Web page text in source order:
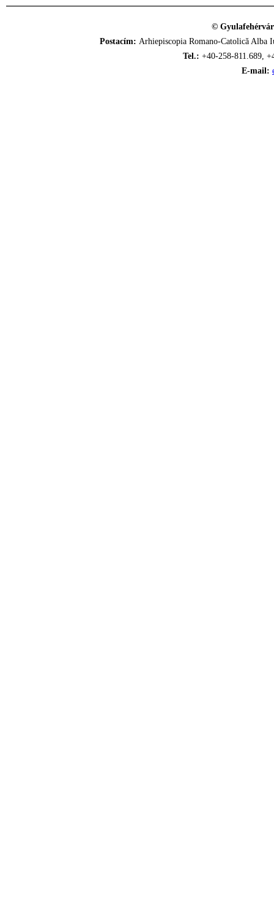
©
Postacím: Arhiepiscopia Romano-Catolică
Tel.: +40-258-811.689,
E-mail: